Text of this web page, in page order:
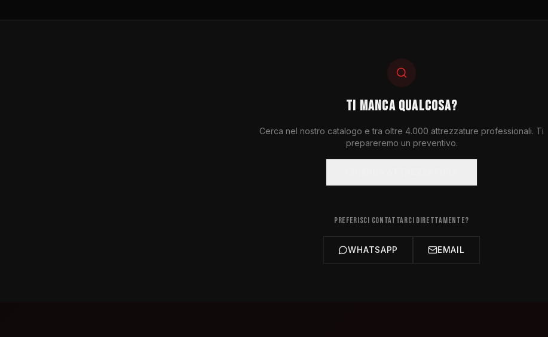
TI MANCA QUALCOSA?
Cerca nel nostro catalogo e tra oltre 4.000 attrezzature professionali. Ti
prepareremo un preventivo.
PREFERISCI CONTATTARCI DIRETTAMENTE?
WHATSAPP EMAIL